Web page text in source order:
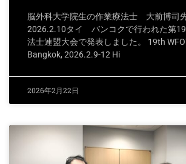
脳外科大学院生の作業療法士 大前博司先
2026.2.10タイ バンコクで行われた第
法士連盟大会で発表しました。 19th
Bangkok, 2026.2.9-12 Hi
2026年2月22日